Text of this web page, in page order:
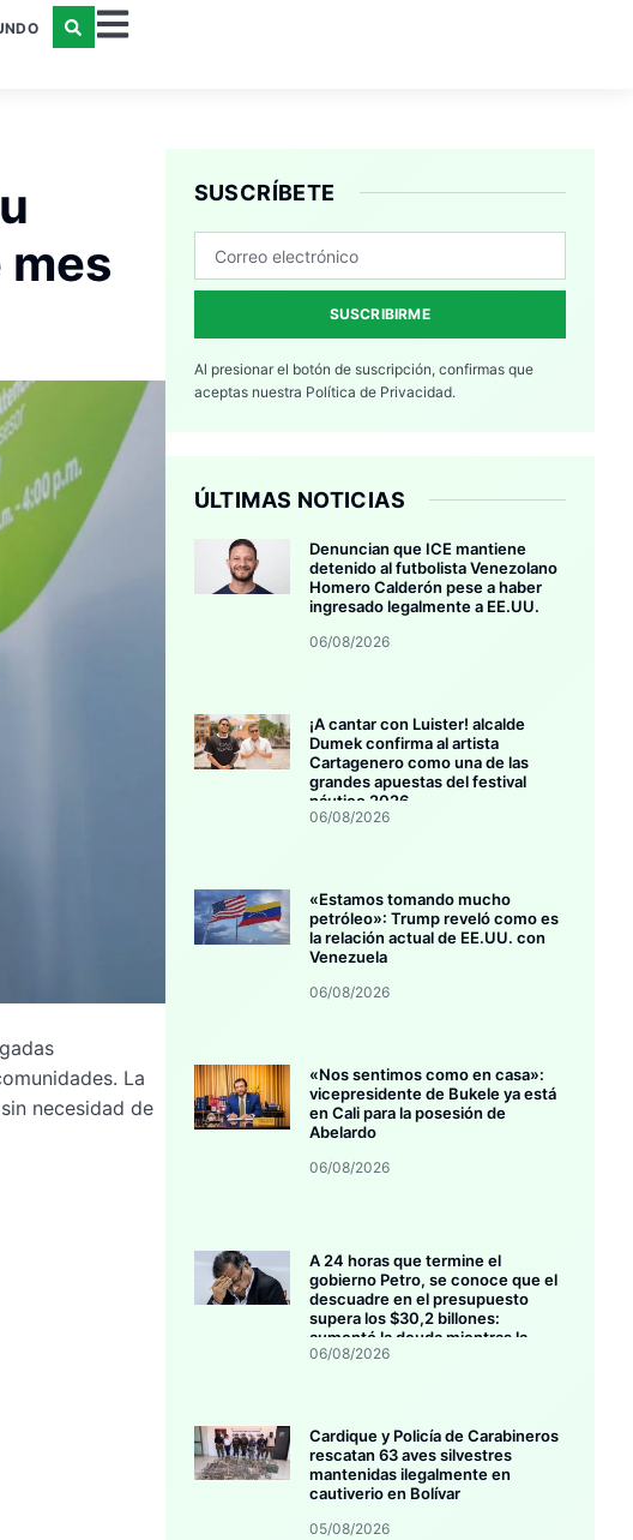
La
necesidad de
SUSCRÍBETE
SUSCRIBIRME
Al presionar el botón de suscripción, confirmas que
aceptas nuestra Política de Privacidad.
ÚLTIMAS NOTICIAS
Denuncian que ICE mantiene
detenido al futbolista Venezolano
Homero Calderón pese a haber
ingresado legalmente a EE.UU.
06/08/2026
¡A cantar con Luister! alcalde
Dumek confirma al artista
Cartagenero como una de las
grandes apuestas del festival
náutico 2026
06/08/2026
«Estamos tomando mucho
petróleo»: Trump reveló como es
la relación actual de EE.UU. con
Venezuela
06/08/2026
«Nos sentimos como en casa»:
vicepresidente de Bukele ya está
en Cali para la posesión de
Abelardo
06/08/2026
A 24 horas que termine el
gobierno Petro, se conoce que el
descuadre en el presupuesto
supera los $30,2 billones:
aumentó la deuda mientras la
inversión se estanca
06/08/2026
Cardique y Policía de Carabineros
rescatan 63 aves silvestres
mantenidas ilegalmente en
cautiverio en Bolívar
05/08/2026